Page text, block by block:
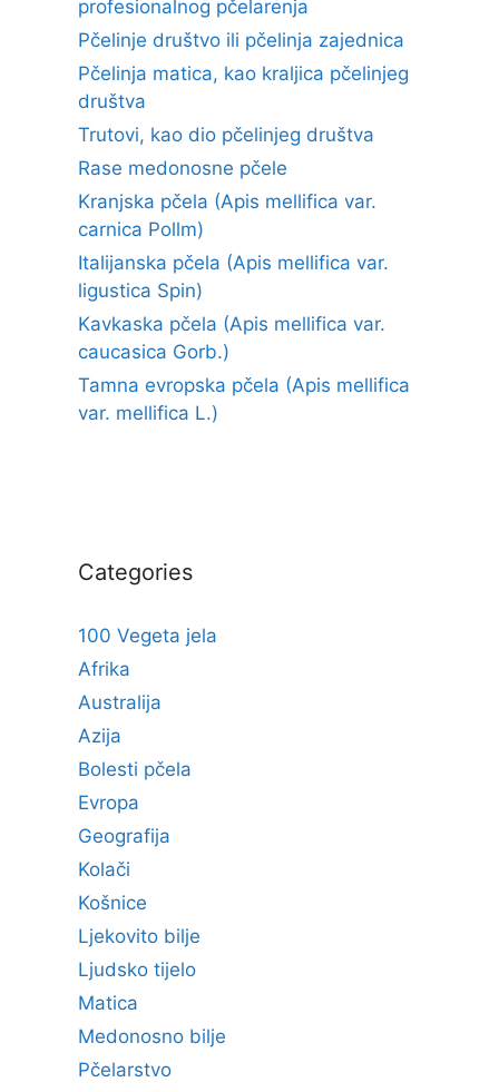
profesionalnog pčelarenja
Pčelinje društvo ili pčelinja zajednica
Pčelinja matica, kao kraljica pčelinjeg
društva
Trutovi, kao dio pčelinjeg društva
Rase medonosne pčele
Kranjska pčela (Apis mellifica var.
carnica Pollm)
Italijanska pčela (Apis mellifica var.
ligustica Spin)
Kavkaska pčela (Apis mellifica var.
caucasica Gorb.)
Tamna evropska pčela (Apis mellifica
var. mellifica L.)
Categories
100 Vegeta jela
Afrika
Australija
Azija
Bolesti pčela
Evropa
Geografija
Kolači
Košnice
Ljekovito bilje
Ljudsko tijelo
Matica
Medonosno bilje
Pčelarstvo